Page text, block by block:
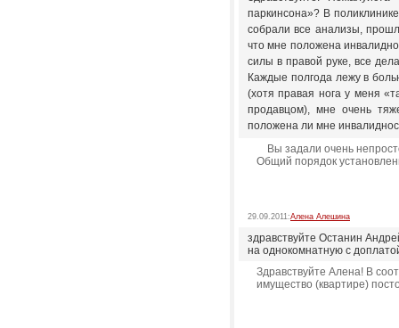
паркинсона»? В
собрали все анализы,
что мне положена
силы в правой руке, все
Каждые полгода лежу в
(хотя правая нога у меня
продавцом), мне очень
положена ли мне
Вы задали очень
Общий порядок
29.09.2011:Алена Алешина
здравствуйте Останин
на однокомнатную с
Здравствуйте Алена! В
имущество (квартире)